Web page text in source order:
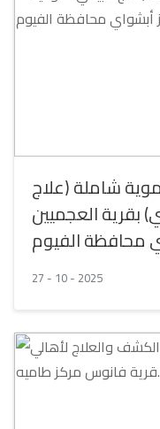
شاملة (علاج
بقرية العجميين
27 - 10 - 2025